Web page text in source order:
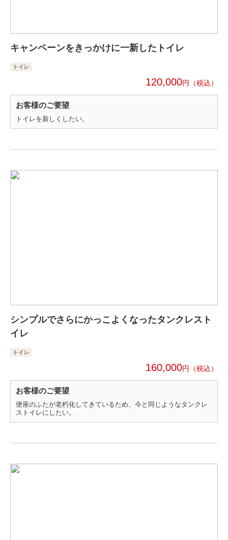
キャンペーンをきっかけに一新したトイレ
トイレ
120,000円
お客様のご要望
トイレを新しくしたい。
シンプルでさらにかっこよくなったタンクレスト
イレ
トイレ
160,000円
お客様のご要望
便座のふたが老朽化してきているため、今と同じようなタンクレ
ストイレにしたい。